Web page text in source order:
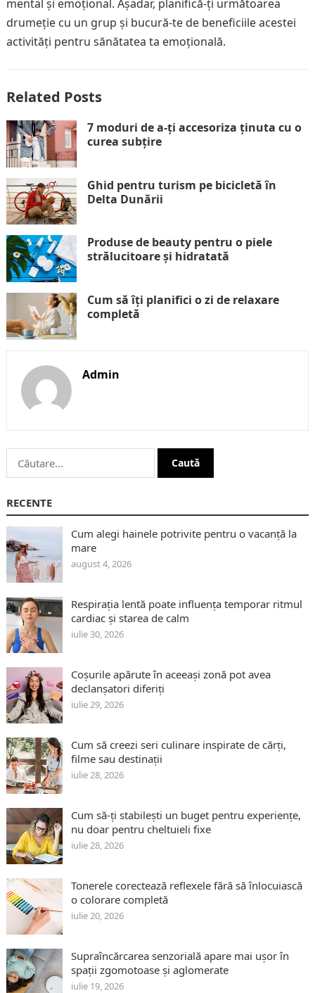
mental și emoțional. Așadar, planifică-ți următoarea
drumeție cu un grup și bucură-te de beneficiile acestei
activități pentru sănătatea ta emoțională.
Related Posts
7 moduri de a-ți accesoriza ținuta cu o
curea subțire
Ghid pentru turism pe bicicletă în
Delta Dunării
Produse de beauty pentru o piele
strălucitoare și hidratată
Cum să îți planifici o zi de relaxare
completă
Admin
Caută
după:
RECENTE
Cum alegi hainele potrivite pentru o vacanță la
mare
august 4, 2026
Respirația lentă poate influența temporar ritmul
cardiac și starea de calm
iulie 30, 2026
Coșurile apărute în aceeași zonă pot avea
declanșatori diferiți
iulie 29, 2026
Cum să creezi seri culinare inspirate de cărți,
filme sau destinații
iulie 28, 2026
Cum să-ți stabilești un buget pentru experiențe,
nu doar pentru cheltuieli fixe
iulie 28, 2026
Tonerele corectează reflexele fără să înlocuiască
o colorare completă
iulie 20, 2026
Supraîncărcarea senzorială apare mai ușor în
spații zgomotoase și aglomerate
iulie 19, 2026